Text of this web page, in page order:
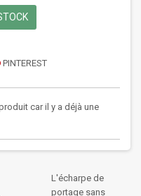
PINTEREST
car il y a déjà une
L'écharpe de
portage sans